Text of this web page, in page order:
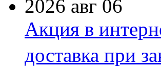
2026 авг 06
Акция в
доставка при